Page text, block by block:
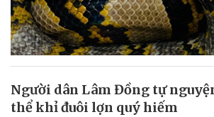
Người dân Lâm Đồng tự
thể khỉ đuôi lợn quý hiếm